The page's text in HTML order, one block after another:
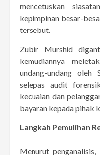
mencetuskan
kepimpinan besar-
tersebut.
Zubir Murshid
kemudiannya
undang-undang oleh
selepas audit
kecuaian dan
bayaran kepada pihak
Langkah Pemulihan
Menurut